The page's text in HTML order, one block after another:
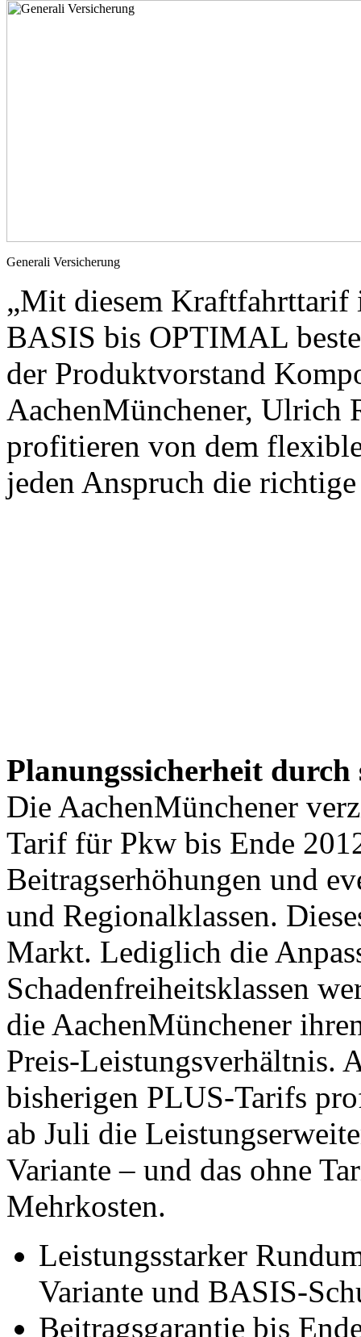
Generali Versicherung
„Mit diesem Kraftfahrttarif
BASIS bis OPTIMAL
der Produktvorstand
AachenMünchener, Ulrich
profitieren von dem
jeden Anspruch die
Planungssicherheit durch
Die AachenMünchener
Tarif für Pkw bis Ende
Beitragserhöhungen und
und Regionalklassen.
Markt. Lediglich die
Schadenfreiheitsklassen
die AachenMünchener
Preis-Leistungsverhältnis.
bisherigen PLUS-Tarifs
ab Juli die
Variante – und das ohne
Mehrkosten.
Leistungsstarker
Variante und BASIS-
Beitragsgarantie bis